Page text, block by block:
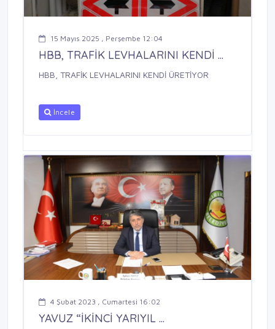
15 Mayıs 2025 , Perşembe 12:04
HBB, TRAFİK LEVHALARINI KENDİ ...
HBB, TRAFİK LEVHALARINI KENDİ ÜRETİYOR
İncele
4 Şubat 2023 , Cumartesi 16:02
YAVUZ “İKİNCİ YARIYIL ...